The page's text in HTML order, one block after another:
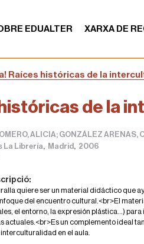
EDUALTER XARXA DE
Raíces históricas de la
de la
ALICIA; GONZÁLEZ ARENAS,
La Librería, Madrid, 2006
quiere ser un material didáctico que
del encuentro cultural.<br>El
el entorno, la expresión plástica...)
actuales.<br>Es un complemento ideal
en el aula.